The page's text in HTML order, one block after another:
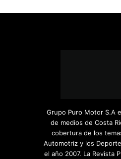
Grupo Puro Motor S.A
de medios de Costa
cobertura de los
Automotriz y los
el año 2007. La Revista